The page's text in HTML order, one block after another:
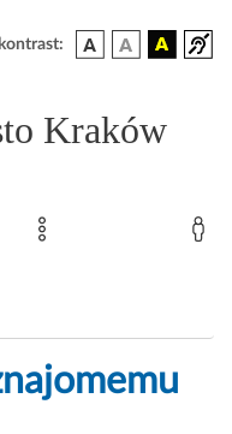
kontrast:
Kraków